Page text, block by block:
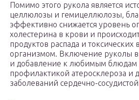
Помимо этого рукола является
целлюлозы и гемицеллюлозы,
эффективно снижается уровень
холестерина в крови и
продуктов распада и токсических
организмом. Включение руколы
и добавление к любимым блюдам
профилактикой атеросклероза и
заболеваний сердечно-